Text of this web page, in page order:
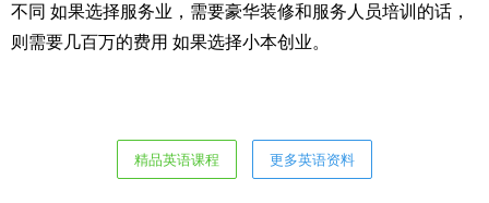
不同 如果选择服务业，需要豪华装修和服务人员培训的话，
则需要几百万的费用 如果选择小本创业。
精品英语课程 更多英语资料